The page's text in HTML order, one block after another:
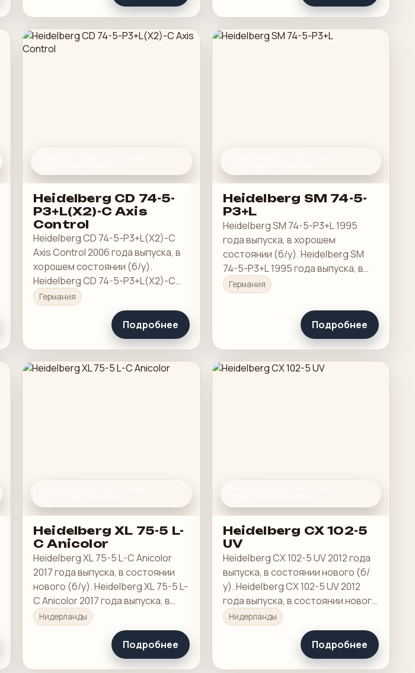
Heidelberg CD 74-5-
P3+L(X2)-C Axis
Control
Heidelberg CD 74-5-P3+L(X2)-C
Axis Control 2006 года выпуска, в
хорошем состоянии (б/у).
Heidelberg CD 74-5-P3+L(X2)-C
Axis Control 2006 года выпуска, в
хорошем состоянии (б/у). только
ок. 145 миллионов показов
Германия
Подробнее
Heidelberg SM 74-5-
P3+L
Heidelberg SM 74-5-P3+L 1995
года выпуска, в хорошем
состоянии (б/у). Heidelberg SM
74-5-P3+L 1995 года выпуска, в
хорошем состоянии (б/у). Прибл.
208 миллионов оттисков, CPC-
контроль ClassicCenter, система
увлажнения Alcolor…
Германия
Подробнее
Heidelberg XL 75-5 L-
C Anicolor
Heidelberg XL 75-5 L-C Anicolor
2017 года выпуска, в состоянии
нового (б/у). Heidelberg XL 75-5 L-
C Anicolor 2017 года выпуска, в
состоянии нового (б/у). FULL UV
Размер 53 x 75 см, Anicolor,
Wallscreen K Press Center XL 2…
Нидерланды
Подробнее
Heidelberg CX 102-5
UV
Heidelberg CX 102-5 UV 2012 года
выпуска, в состоянии нового (б/
у). Heidelberg CX 102-5 UV 2012
года выпуска, в состоянии нового
(б/у). Размер 72 x 102 см,
Настенный экран, Пресс-центр,
Instant Gate, Помощник по цвету,
Нидерланды
Подробнее